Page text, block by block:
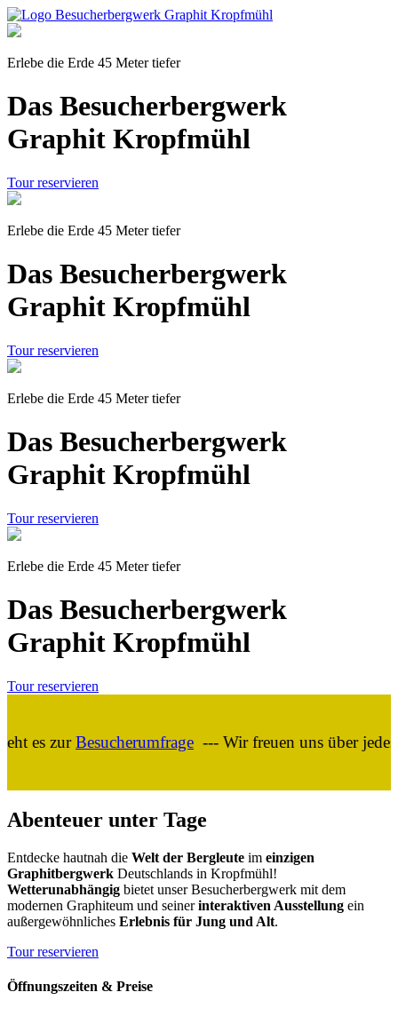
Erlebe die Erde 45 Meter tiefer
Das Besucherbergwerk
Graphit Kropfmühl
Tour reservieren
Erlebe die Erde 45 Meter tiefer
Das Besucherbergwerk
Graphit Kropfmühl
Tour reservieren
Erlebe die Erde 45 Meter tiefer
Das Besucherbergwerk
Graphit Kropfmühl
Tour reservieren
Erlebe die Erde 45 Meter tiefer
Das Besucherbergwerk
Graphit Kropfmühl
Tour reservieren
zur Besucherumfrage--- Wir freuen uns über jedes
Abenteuer unter Tage
Entdecke hautnah die Welt der Bergleute im einzigen
Graphitbergwerk Deutschlands in Kropfmühl!
Wetterunabhängig bietet unser Besucherbergwerk mit dem
modernen Graphiteum und seinerinteraktiven Ausstellung ein
außergewöhnliches Erlebnis für Jung und Alt.
Tour reservieren
Öffnungszeiten & Preise